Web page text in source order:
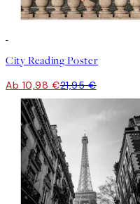
City Reading Poster
Ab 10,98 €21,95 €